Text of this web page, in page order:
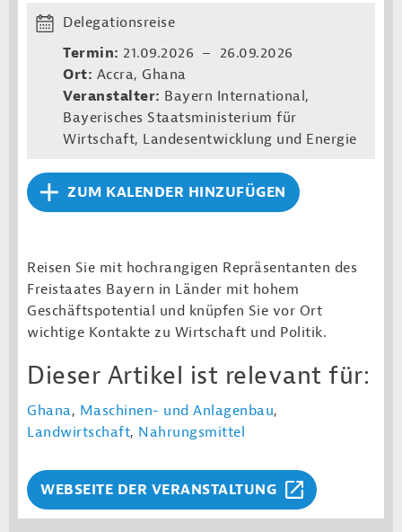
Delegationsreise
Termin: 21.09.2026 – 26.09.2026
Ort: Accra, Ghana
Veranstalter: Bayern International,
Bayerisches Staatsministerium für
Wirtschaft, Landesentwicklung und Energie
ZUM KALENDER HINZUFÜGEN
Reisen Sie mit hochrangigen Repräsentanten des
Freistaates Bayern in Länder mit hohem
Geschäftspotential und knüpfen Sie vor Ort
wichtige Kontakte zu Wirtschaft und Politik.
Dieser Artikel ist relevant für:
Ghana, Maschinen- und Anlagenbau,
Landwirtschaft, Nahrungsmittel
WEBSEITE DER VERANSTALTUNG